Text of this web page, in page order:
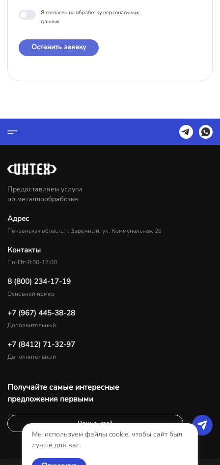
Я согласен на обработку персональных
данных
Оставить заявку
Предоставляем услуги
по металлообработке
Адрес
Пензенская область, г. Заречный, ул. Коммунальная, 2б
Контакты
Пн-Пт: 8:00-17:00
8 (800) 234-17-19
Основной номер
+7 (967) 445-38-28
Дополнительный
+7 (8412) 71-32-97
Дополнительный
Получайте самые интересные
предложения первыми
Мы используем файлы cookie, чтобы сайт был
лучше для вас.